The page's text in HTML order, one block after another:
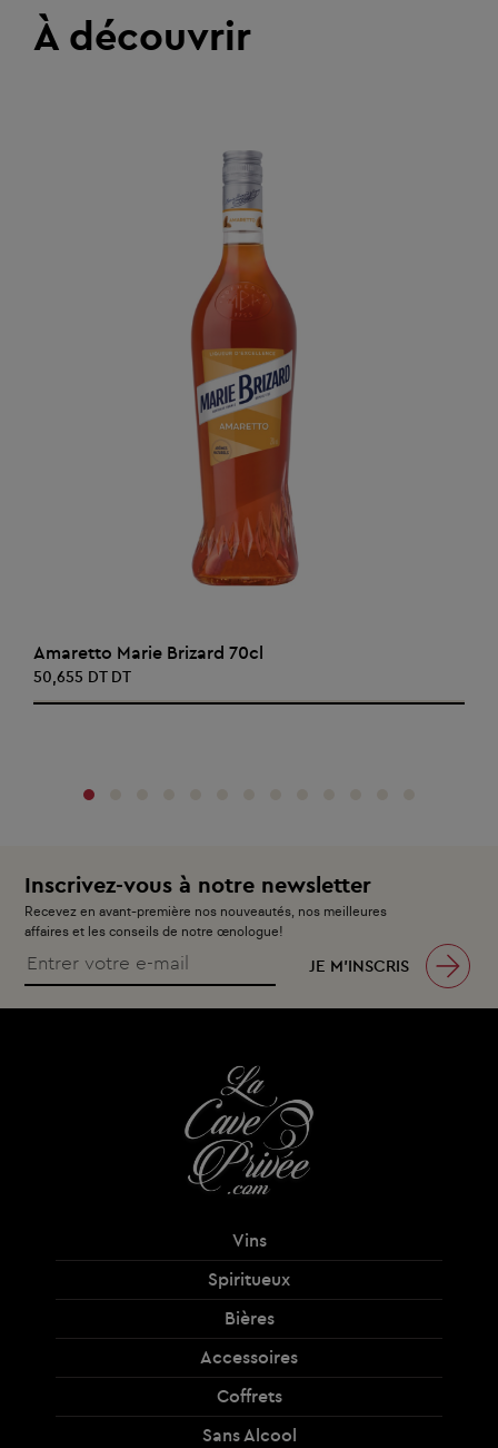
À découvrir
AJOUTER AU PANIER
Amaretto Marie Brizard 70cl
50,655 DT DT
Inscrivez-vous à notre newsletter
Recevez en avant-première nos nouveautés, nos meilleures
affaires et les conseils de notre œnologue!
JE M’INSCRIS
Vins
Spiritueux
Bières
Accessoires
Coffrets
Sans Alcool